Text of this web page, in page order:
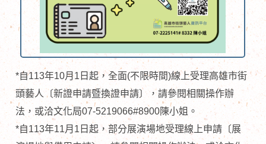
*自113年10月1日起，全面(不限時間)線上受理高雄市街
頭藝人〔新證申請暨換證申請〕，請參閱相關操作辦
法，或洽文化局07-5219066#8900陳小姐。
*自113年11月1日起，部分展演場地受理線上申請〔展